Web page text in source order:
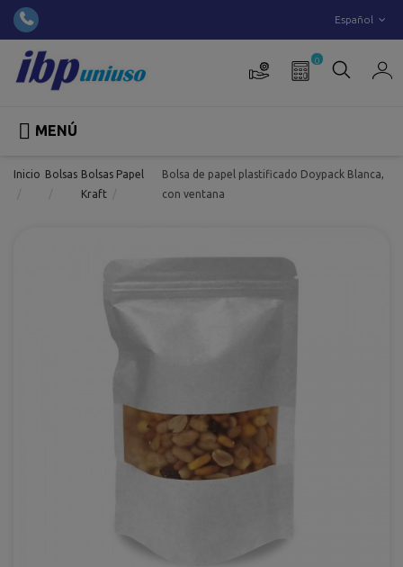
Español
0
 MENÚ
Inicio Bolsas Bolsas Papel
Kraft
Bolsa de papel plastificado Doypack Blanca,
con ventana